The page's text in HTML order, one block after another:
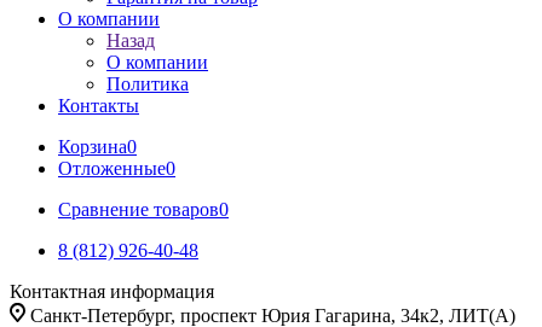
О компании
Назад
О компании
Политика
Контакты
Корзина0
Отложенные0
Сравнение товаров0
8 (812) 926-40-48
Контактная информация
Санкт-Петербург, проспект Юрия Гагарина, 34к2, ЛИТ(А)